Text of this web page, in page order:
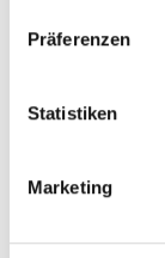
Präferenzen
Statistiken
Marketing
inkl.